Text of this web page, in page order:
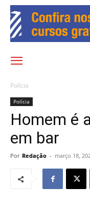
Polícia
Polícia
Homem é
em bar
Por Redação - março 18,